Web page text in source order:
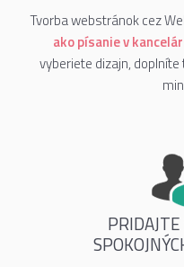
Tvorba webstránok cez
ako písanie v
vyberiete dizajn,